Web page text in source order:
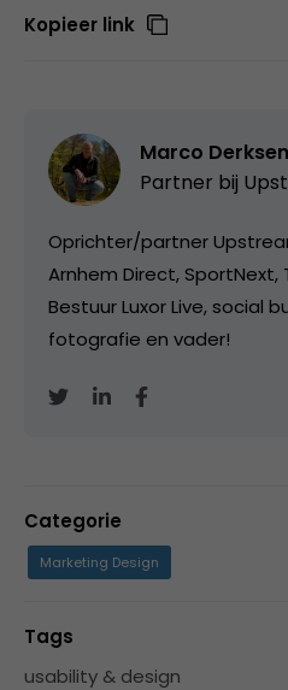
Kopieer link
Marco Derksen
Partner bij
Oprichter/partner
Arnhem Direct, SportNext,
Bestuur Luxor Live, social
fotografie en vader!
Categorie
Marketing Design
Tags
usability & design